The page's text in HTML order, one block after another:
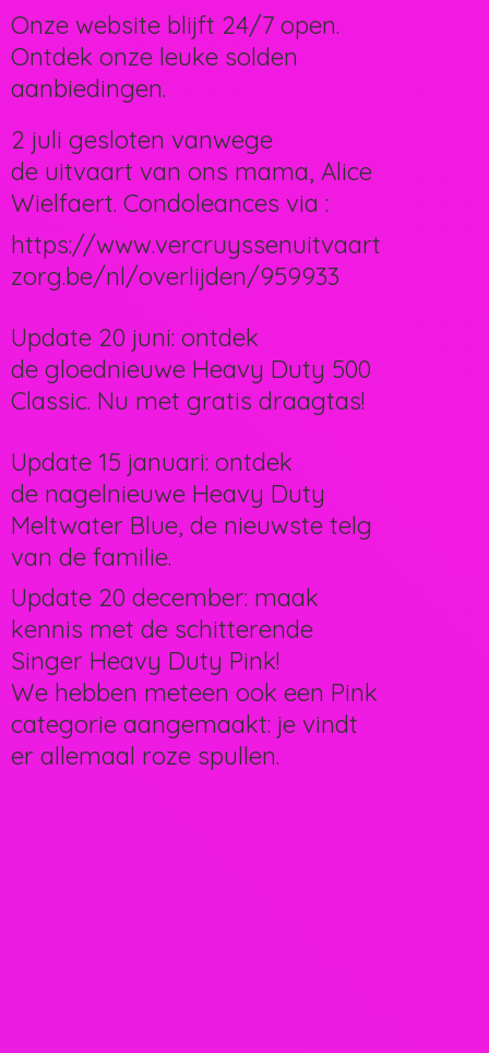
Onze website blijft 24/7 open.
Ontdek onze leuke solden
aanbiedingen.
2 juli gesloten vanwege
de uitvaart van ons mama, Alice
Wielfaert. Condoleances via :
https://www.vercruyssenuitvaart
zorg.be/nl/overlijden/959933
Update 20 juni: ontdek
de gloednieuwe Heavy Duty 500
Classic. Nu met gratis draagtas!
Update 15 januari: ontdek
de nagelnieuwe Heavy Duty
Meltwater Blue, de nieuwste telg
van de familie.
Update 20 december: maak
kennis met de schitterende
Singer Heavy Duty Pink!
We hebben meteen ook een Pink
categorie aangemaakt: je vindt
er allemaal roze spullen.